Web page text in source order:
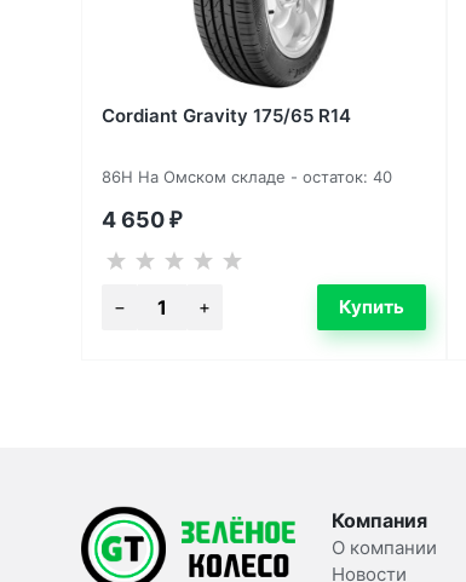
Cordiant Gravity 175/65 R14
86H На Омском складе - остаток: 40
4 650 ₽
Компания
О компании
Новости